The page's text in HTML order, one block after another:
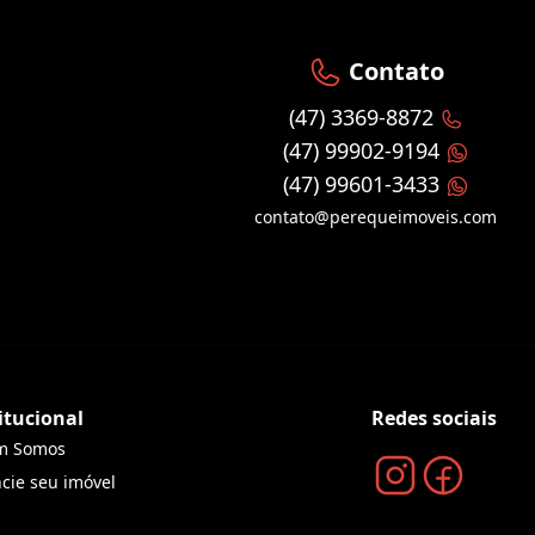
Contato
(47) 3369-8872
(47) 99902-9194
(47) 99601-3433
contato@perequeimoveis.com
Somos
seu imóvel
Redes sociais